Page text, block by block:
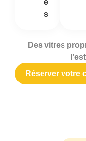
e
s
Des vitres
Réserver votre